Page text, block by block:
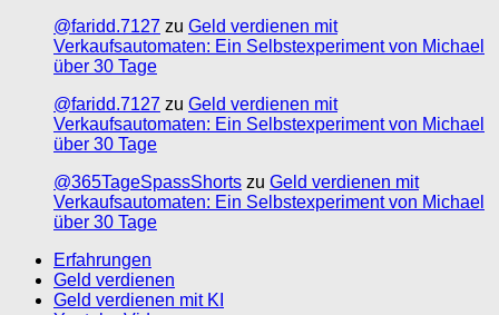
@faridd.7127 zu Geld verdienen mit
Verkaufsautomaten: Ein Selbstexperiment von Michael
über 30 Tage
@faridd.7127 zu Geld verdienen mit
Verkaufsautomaten: Ein Selbstexperiment von Michael
über 30 Tage
@365TageSpassShorts zu Geld verdienen mit
Verkaufsautomaten: Ein Selbstexperiment von Michael
über 30 Tage
Erfahrungen
Geld verdienen
Geld verdienen mit KI